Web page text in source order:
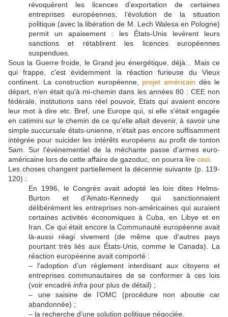
révoquèrent les licences d’exportation de certaines
entreprises européennes, l’évolution de la situation
politique (avec la libération de M. Lech Walesa en Pologne)
permit un apaisement : les États-Unis levèrent leurs
sanctions et rétablirent les licences européennes
suspendues.
Sous la Guerre froide, le Grand jeu énergétique, déjà... Mais ce
qui frappe, c'est évidemment la réaction furieuse du Vieux
continent. La construction européenne, projet américain dès le
départ, n'en était qu'à mi-chemin dans les années 80 : CEE non
fédérale, institutions sans réel pouvoir, Etats qui avaient encore
leur mot à dire etc. Bref, une Europe qui, si elle s'était engagée
en catimini sur le chemin de ce qu'elle allait devenir, à savoir une
simple succursale états-unienne, n'était pas encore suffisamment
intégrée pour suicider les intérêts européens au profit de tonton
Sam. Sur l'événementiel de la méchante passe d'armes euro-
américaine lors de cette affaire de gazoduc, on pourra lire ceci
Les choses changent partiellement la décennie suivante (p. 119-
120) :
En 1996, le Congrès avait adopté les lois dites Helms-
Burton et d’Amato-Kennedy qui sanctionnaient
délibérément les entreprises non-américaines qui auraient
certaines activités économiques à Cuba, en Libye et en
Iran. Ce qui était encore la Communauté européenne avait
là-aussi réagi vivement (de même que d’autres pays
pourtant très liés aux États-Unis, comme le Canada). La
réaction européenne avait comporté :
– l’adoption d’un règlement interdisant aux citoyens et
entreprises communautaires de se conformer à ces lois
(voir encadré infra pour plus de détail) ;
– une saisine de l’OMC (procédure non aboutie car
abandonnée) ;
– la recherche d’une solution politique négociée.